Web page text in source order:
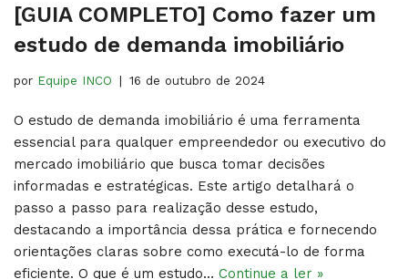
[GUIA COMPLETO] Como fazer um
estudo de demanda imobiliário
por Equipe INCO 16 de outubro de 2024
O estudo de demanda imobiliário é uma ferramenta
essencial para qualquer empreendedor ou executivo do
mercado imobiliário que busca tomar decisões
informadas e estratégicas. Este artigo detalhará o
passo a passo para realização desse estudo,
destacando a importância dessa prática e fornecendo
orientações claras sobre como executá-lo de forma
eficiente. O que é um estudo… Continue a ler »